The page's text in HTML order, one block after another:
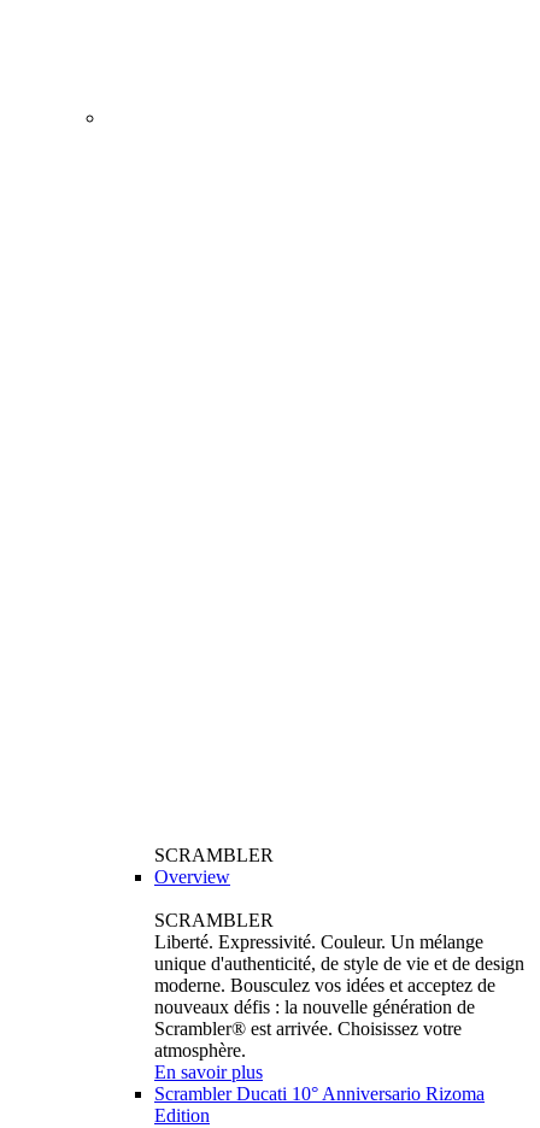
SCRAMBLER
Overview
SCRAMBLER
Liberté. Expressivité. Couleur. Un mélange
unique d'authenticité, de style de vie et de design
moderne. Bousculez vos idées et acceptez de
nouveaux défis : la nouvelle génération de
Scrambler® est arrivée. Choisissez votre
atmosphère.
En savoir plus
Scrambler Ducati 10° Anniversario Rizoma
Edition